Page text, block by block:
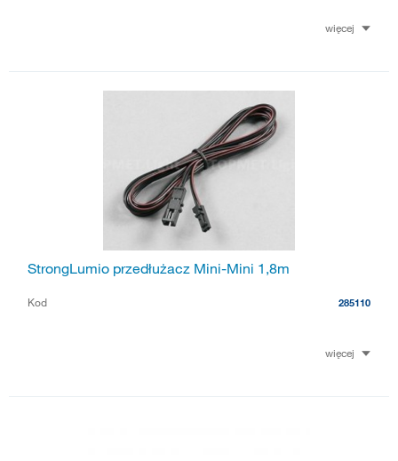
więcej
StrongLumio przedłużacz Mini-Mini 1,8m
Kod 285110
więcej